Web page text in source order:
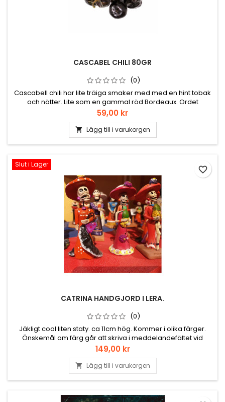
CASCABEL CHILI 80GR
(0)
Cascabell chili har lite träiga smaker med med en hint tobak
och nötter. Lite som en gammal röd Bordeaux. Ordet
Cascabel betyder skallra på Spanska. Fröna i en Cascabel är
sparerade från frukten vilket gör att det skallrar när man
skakar på den. Cascabel är en rund chili. Passar till lsalsor,
soppor, grytor eller vad som helst.
Pris
59,00 kr
 Lägg till i varukorgen
Slut i Lager
CATRINA HANDGJORD I LERA.
(0)
Jäkligt cool liten staty. ca 11cm hög. Kommer i olika färger.
Önskemål om färg går att skriva i meddelandefältet vid
beställning.
Pris
149,00 kr
 Lägg till i varukorgen
favorite_border